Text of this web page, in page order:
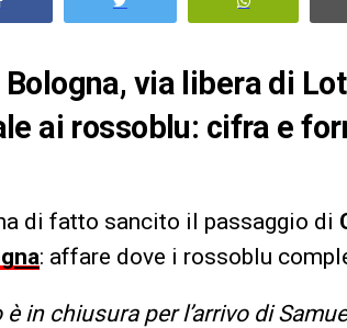
via libera di
ai rossoblu: cifra e
di fatto sancito il passaggio di
: affare dove i rossoblu
è in chiusura per l’arrivo di